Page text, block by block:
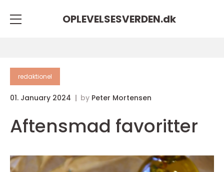
OPLEVELSESVERDEN.dk
redaktionel
01. January 2024 by Peter Mortensen
Aftensmad favoritter